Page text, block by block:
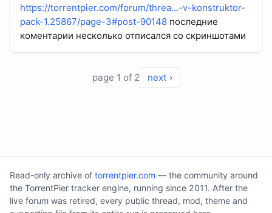
https://torrentpier.com/forum/threa...-v-konstruktor-
pack-1.25867/page-3#post-90148 последние
коментарии несколько отписался со скриншотами
page 1 of 2 next ›
Read-only archive of torrentpier.com — the community around
the TorrentPier tracker engine, running since 2011. After the
live forum was retired, every public thread, mod, theme and